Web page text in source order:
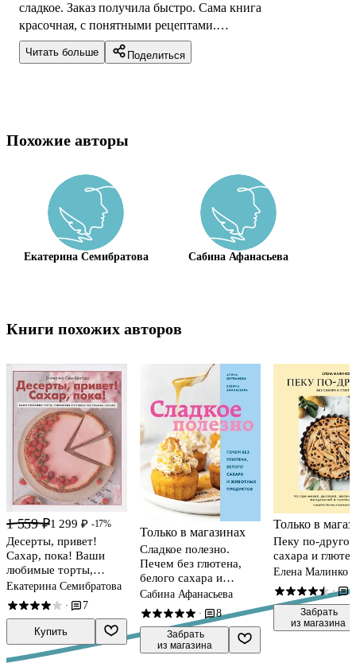
сладкое. Заказ получила быстро. Сама книга
красочная, с понятными рецептами.
Получатель остался в восторге, т.к. были
при...
Читать больше Поделиться
Похожие авторы
Екатерина Семибратова Сабина Афанасьева
Книги похожих авторов
1 559 ₽1 299 ₽ -17%
Десерты, привет!
Сахар, пока! Ваши
любимые торты,
пирожные и печенье
без грамма сахара
Екатерина Семибратова
· 7
Купить
Только в магазинах
Сладкое полезно.
Печем без глютена,
белого сахара и
животных продуктов
Сабина Афанасьева
· 8
Забрать
из магазина
Только в
Пеку по-
сахара и
Елена Малинко
·
Забрать
из магазина